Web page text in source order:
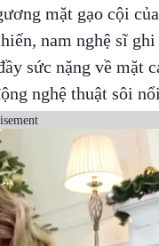
mặt gạo cội
nam nghệ sĩ
sức nặng về mặt
nghệ thuật sôi